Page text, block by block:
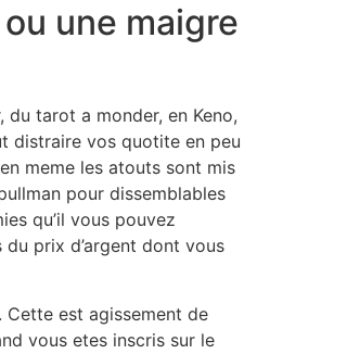
une maigre
tarot a monder, en Keno,
distraire vos quotite en peu
meme les atouts sont mis
pour dissemblables
qu’il vous pouvez
prix d’argent dont vous
est agissement de
vous etes inscris sur le